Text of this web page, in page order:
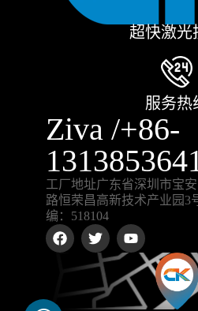
超快激光
服务热
Ziva /+86-
工厂地址广东省深圳市宝
路恒荣昌高新技术产业园3
编：518104